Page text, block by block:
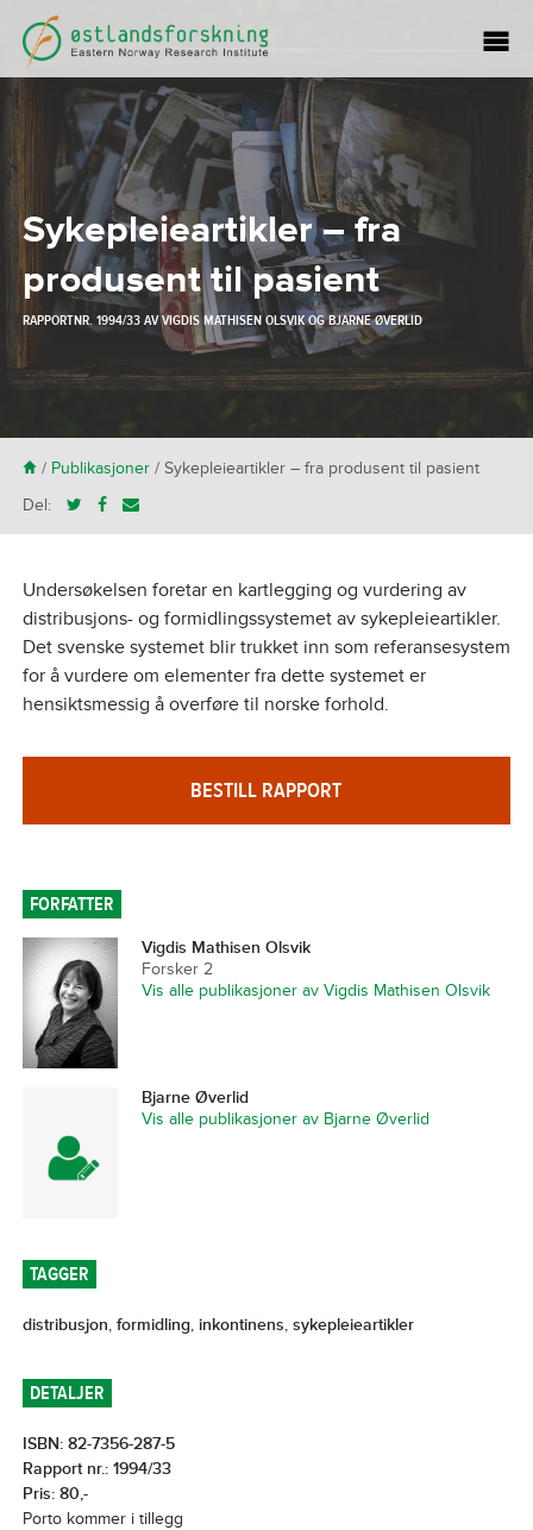
Sykepleieartikler – fra
produsent til pasient
RAPPORTNR. 1994/33 AVVIGDIS MATHISEN OLSVIKOGBJARNE ØVERLID
H/ Publikasjoner/ Sykepleieartikler – fra produsent til pasient
Del:
Undersøkelsen foretar en kartlegging og vurdering av
distribusjons- og formidlingssystemet av sykepleieartikler.
Det svenske systemet blir trukket inn som referansesystem
for å vurdere om elementer fra dette systemet er
hensiktsmessig å overføre til norske forhold.
BESTILL RAPPORT
FORFATTER
Vigdis Mathisen Olsvik
Forsker 2
Vis alle publikasjoner av Vigdis Mathisen Olsvik
Bjarne Øverlid
Vis alle publikasjoner av Bjarne Øverlid
TAGGER
distribusjon, formidling, inkontinens, sykepleieartikler
DETALJER
ISBN: 82-7356-287-5
Rapport nr.: 1994/33
Pris: 80,-
Porto kommer i tillegg